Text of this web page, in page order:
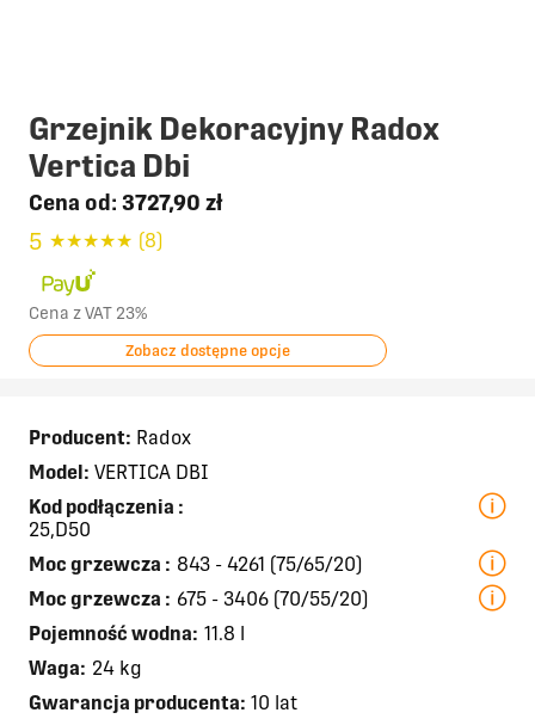
Grzejnik Dekoracyjny Radox
Vertica Dbi
Cena od: 3727,90 zł
5 ★★★★★ (8)
Cena z VAT 23%
Zobacz dostępne opcje
Producent: Radox
Model: VERTICA DBI
Kod podłączenia :
25,D50
Moc grzewcza : 843 - 4261 (75/65/20)
Moc grzewcza : 675 - 3406 (70/55/20)
Pojemność wodna: 11.8 l
Waga: 24 kg
Gwarancja producenta: 10 lat